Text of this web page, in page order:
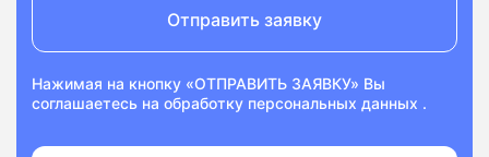
Отправить заявку
Нажимая на кнопку «ОТПРАВИТЬ ЗАЯВКУ» Вы
соглашаетесь на обработку персональных данных .